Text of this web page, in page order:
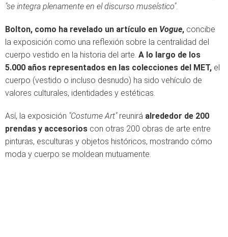
"se integra plenamente en el discurso museístico".
Bolton, como ha revelado un artículo en Vogue, concibe
la exposición como una reflexión sobre la centralidad del
cuerpo vestido en la historia del arte. A lo largo de los
5.000 años representados en las colecciones del MET, el
cuerpo (vestido o incluso desnudo) ha sido vehículo de
valores culturales, identidades y estéticas.
Así, la exposición "Costume Art"reunirá alrededor de 200
prendas y accesorios con otras 200 obras de arte entre
pinturas, esculturas y objetos históricos, mostrando cómo
moda y cuerpo se moldean mutuamente.